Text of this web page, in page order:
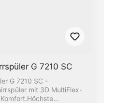
G 7210 SC
G 7210 SC -
mit 3D MultiFlex-